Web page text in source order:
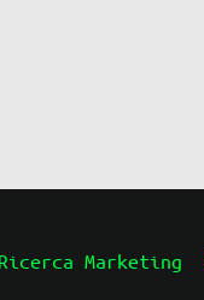
Marketing